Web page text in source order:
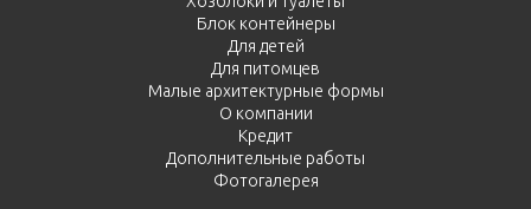
Блок контейнеры
Для детей
Для питомцев
Малые архитектурные формы
О компании
Кредит
Дополнительные работы
Фотогалерея